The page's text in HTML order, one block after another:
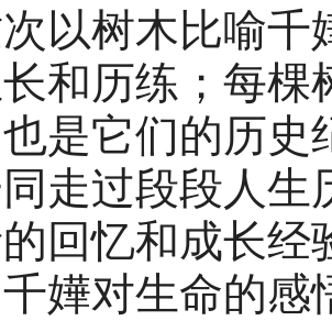
树木比喻千
和历练；每棵
是它们的历史
走过段段人生
回忆和成长
嬅对生命的